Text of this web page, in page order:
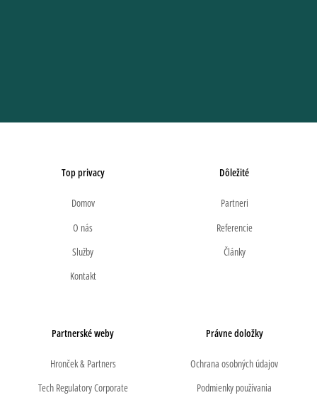
Top privacy
Domov
O nás
Služby
Kontakt
Dôležité
Partneri
Referencie
Články
Partnerské weby
Hronček & Partners
Tech Regulatory Corporate
Právne doložky
Ochrana osobných údajov
Podmienky používania